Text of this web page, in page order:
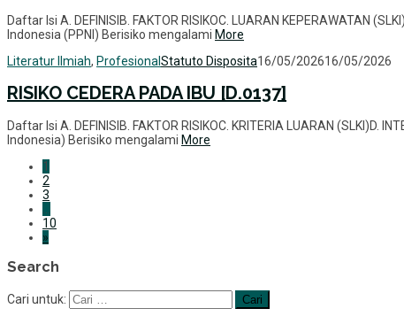
Daftar Isi A. DEFINISIB. FAKTOR RISIKOC. LUARAN KEPERAWATAN
Indonesia (PPNI) Berisiko mengalami More
Literatur Ilmiah, Profesional Statuto Disposita16/05/202616/05/2026
RISIKO CEDERA PADA IBU [D.0137]
Daftar Isi A. DEFINISIB. FAKTOR RISIKOC. KRITERIA LUARAN (SLKI)D.
Indonesia) Berisiko mengalami More
1
2
3
10
»
Search
Cari untuk: